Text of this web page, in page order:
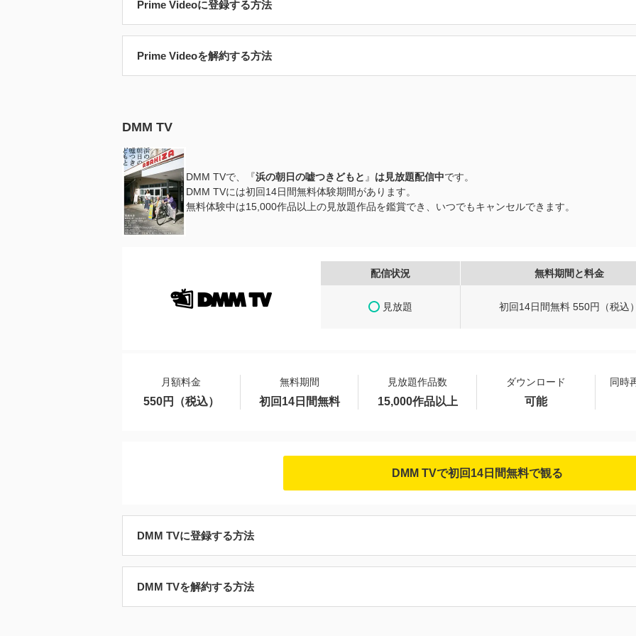
Prime Videoに登録する方法
Prime Videoを解約する方法
DMM TV
DMM TVで、『浜の朝日の嘘つきどもと 』 は見放題配信中です。
DMM TVには初回14日間無料体験期間があります。
無料体験中は15,000作品以上の見放題作品を鑑賞でき、いつでもキャンセルできます。
配信状況 無料期間と料金
見放題 初回14日間無料 550円（税込）
月額料金 無料期間 見放題作品数 ダウンロード 同時
550円（税込） 初回14日間無料 15,000作品以上 可能
DMM TVで初回14日間無料で観る
DMM TVに登録する方法
DMM TVを解約する方法